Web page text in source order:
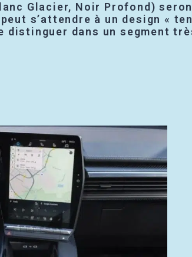
Glacier, Noir Profond)
s’attendre à un design «
distinguer dans un segment